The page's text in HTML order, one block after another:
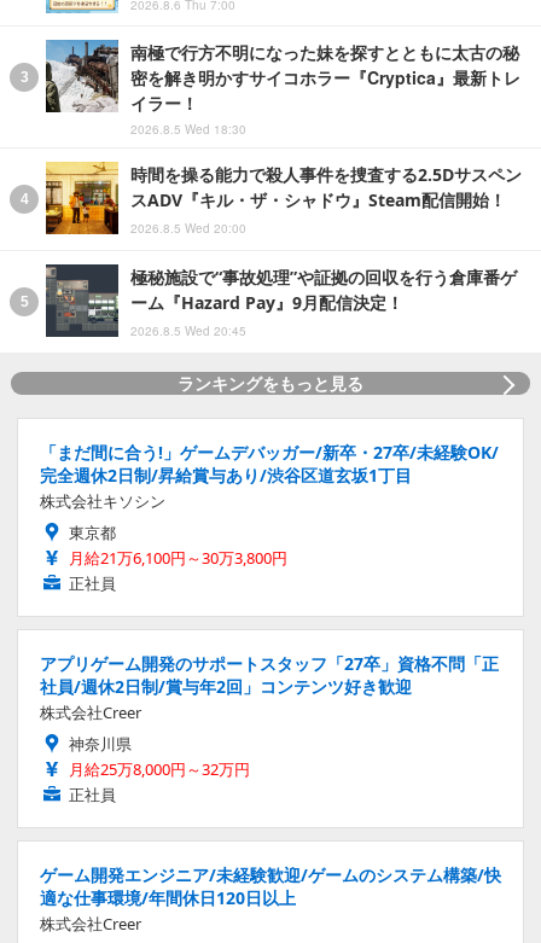
2026.8.6 Thu 7:00
南極で行方不明になった妹を探すとともに太古の秘
密を解き明かすサイコホラー『Cryptica』最新トレ
イラー！
2026.8.5 Wed 18:30
時間を操る能力で殺人事件を捜査する2.5Dサスペン
スADV『キル・ザ・シャドウ』Steam配信開始！
2026.8.5 Wed 20:00
極秘施設で“事故処理”や証拠の回収を行う倉庫番ゲ
ーム『Hazard Pay』9月配信決定！
2026.8.5 Wed 20:45
ランキングをもっと見る
「まだ間に合う!」ゲームデバッガー/新卒・27卒/未経験OK/
完全週休2日制/昇給賞与あり/渋谷区道玄坂1丁目
株式会社キソシン
東京都
月給21万6,100円～30万3,800円
正社員
アプリゲーム開発のサポートスタッフ「27卒」資格不問「正
社員/週休2日制/賞与年2回」コンテンツ好き歓迎
株式会社Creer
神奈川県
月給25万8,000円～32万円
正社員
ゲーム開発エンジニア/未経験歓迎/ゲームのシステム構築/快
適な仕事環境/年間休日120日以上
株式会社Creer